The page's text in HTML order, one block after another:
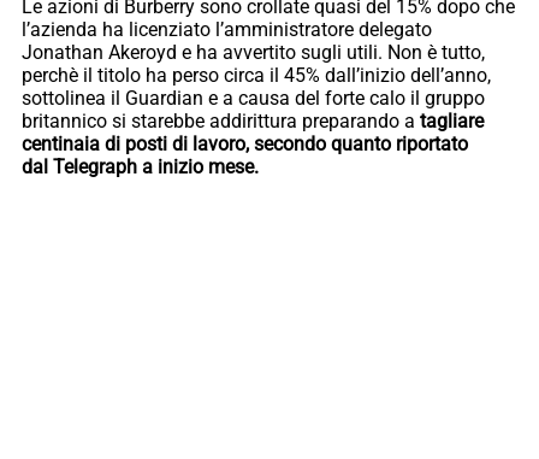
Le azioni di Burberry sono crollate quasi del 15% dopo che
l’azienda ha licenziato l’amministratore delegato
Jonathan Akeroyd e ha avvertito sugli utili. Non è tutto,
perchè il titolo ha perso circa il 45% dall’inizio dell’anno,
sottolinea il Guardian e a causa del forte calo il gruppo
britannico si starebbe addirittura preparando a tagliare
centinaia di posti di lavoro, secondo quanto riportato
dal Telegraph a inizio mese.